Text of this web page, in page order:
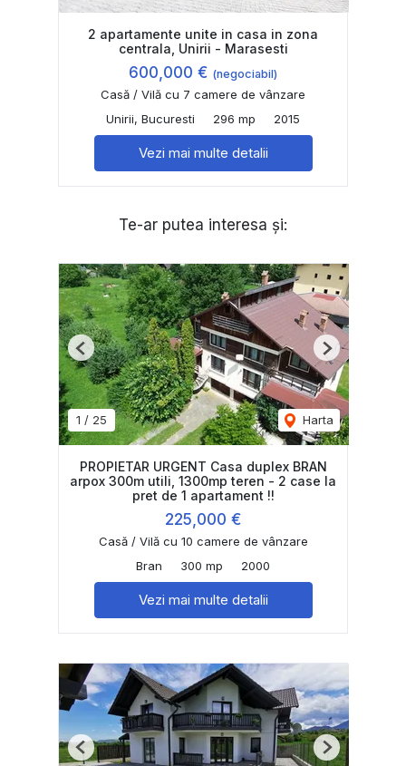
2 apartamente unite in casa in zona
centrala, Unirii - Marasesti
600,000 € (negociabil)
Casă / Vilă cu 7 camere de vânzare
Unirii, Bucuresti
296 mp 2015
Vezi mai multe detalii
Te-ar putea interesa și:
1 / 25 Harta
Previous Next
PROPIETAR URGENT Casa duplex BRAN
arpox 300m utili, 1300mp teren - 2 case la
pret de 1 apartament !!
225,000 €
Casă / Vilă cu 10 camere de vânzare
Bran
300 mp 2000
Vezi mai multe detalii
Previous Next